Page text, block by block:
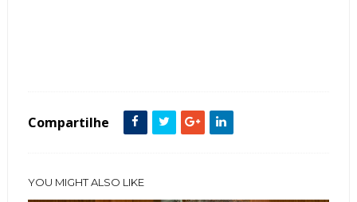
Compartilhe
YOU MIGHT ALSO LIKE